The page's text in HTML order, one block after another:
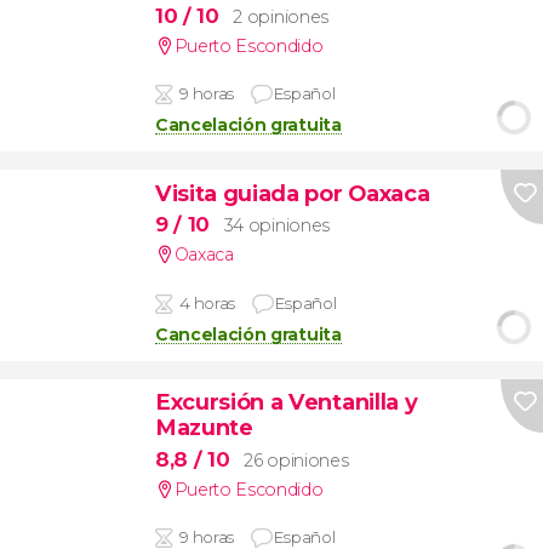
10 / 10
2 opiniones
Puerto Escondido
9 horas Español
Cancelación gratuita
Visita guiada por Oaxaca
9/ 10
34 opiniones
Oaxaca
4 horas Español
Cancelación gratuita
Excursión a Ventanilla y
Mazunte
8,8 / 10
26 opiniones
Puerto Escondido
9 horas Español